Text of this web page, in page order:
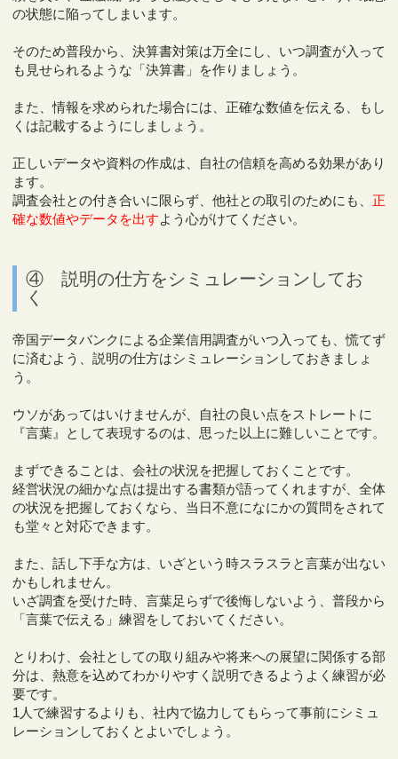
の状態に陥ってしまいます。
そのため普段から、決算書対策は万全にし、いつ調査が入って
も見せられるような「決算書」を作りましょう。
また、情報を求められた場合には、正確な数値を伝える、もし
くは記載するようにしましょう。
正しいデータや資料の作成は、自社の信頼を高める効果があり
ます。
調査会社との付き合いに限らず、他社との取引のためにも、 正
確な数値やデータを出すよう心がけてください。
④ 説明の仕方をシミュレーションしてお
く
帝国データバンクによる企業信用調査がいつ入っても、慌てず
に済むよう、説明の仕方はシミュレーションしておきましょ
う。
ウソがあってはいけませんが、自社の良い点をストレートに
『言葉』として表現するのは、思った以上に難しいことです。
まずできることは、会社の状況を把握しておくことです。
経営状況の細かな点は提出する書類が語ってくれますが、全体
の状況を把握しておくなら、当日不意になにかの質問をされて
も堂々と対応できます。
また、話し下手な方は、いざという時スラスラと言葉が出ない
かもしれません。
いざ調査を受けた時、言葉足らずで後悔しないよう、普段から
「言葉で伝える」練習をしておいてください。
とりわけ、会社としての取り組みや将来への展望に関係する部
分は、熱意を込めてわかりやすく説明できるようよく練習が必
要です。
1人で練習するよりも、社内で協力してもらって事前にシミュ
レーションしておくとよいでしょう。